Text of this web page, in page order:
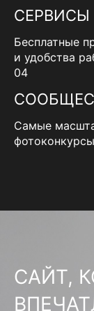
СЕРВИСЫ
Бесплатные
и удобства
04
Самые
САЙТ,